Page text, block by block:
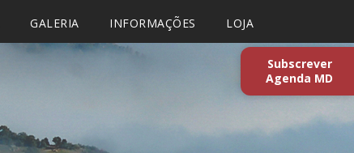
GALERIA INFORMAÇÕES LOJA
Subscrever
Agenda MD